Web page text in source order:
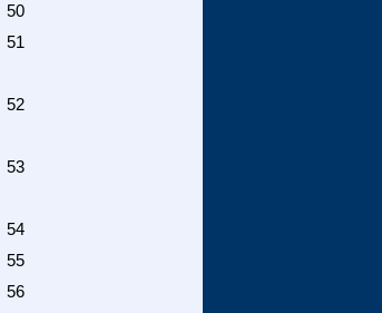
50
51
52
53
54
55
56